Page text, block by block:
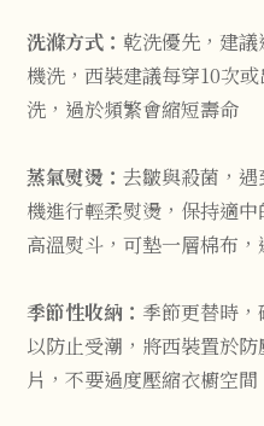
洗滌方式： 乾洗優先，建
機洗，西裝建議每穿10次
洗，過於頻繁會縮短壽命
蒸氣熨燙： 去皺與殺菌，
機進行輕柔熨燙，保持適
高溫熨斗，可墊一層棉布
季節性收納： 季節更替時，
以防止受潮，將西裝置於
片，不要過度壓縮衣櫥空